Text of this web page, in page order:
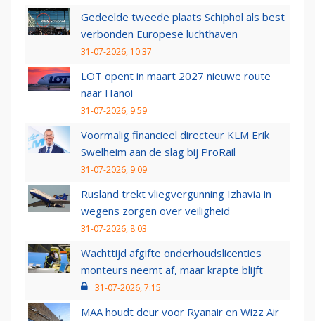
Gedeelde tweede plaats Schiphol als best
verbonden Europese luchthaven
31-07-2026, 10:37
LOT opent in maart 2027 nieuwe route
naar Hanoi
31-07-2026, 9:59
Voormalig financieel directeur KLM Erik
Swelheim aan de slag bij ProRail
31-07-2026, 9:09
Rusland trekt vliegvergunning Izhavia in
wegens zorgen over veiligheid
31-07-2026, 8:03
Wachttijd afgifte onderhoudslicenties
monteurs neemt af, maar krapte blijft
31-07-2026, 7:15
MAA houdt deur voor Ryanair en Wizz Air